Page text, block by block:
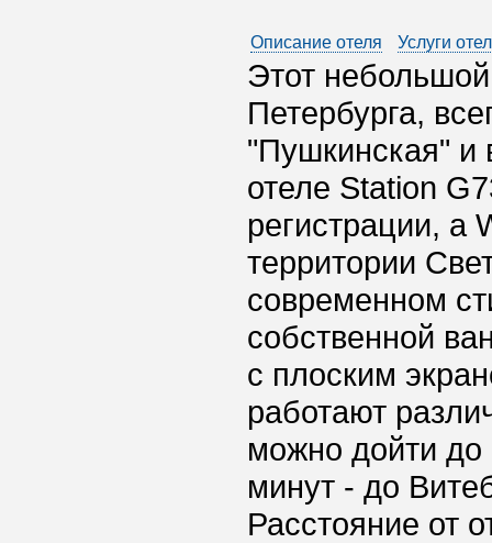
Описание отеля Услуги
Этот
Петербурга,
"Пушкинская" и
отеле Station
регистрации, а
территории
современном
собственной
с плоским
работают
можно дойти до
минут - до
Расстояние от